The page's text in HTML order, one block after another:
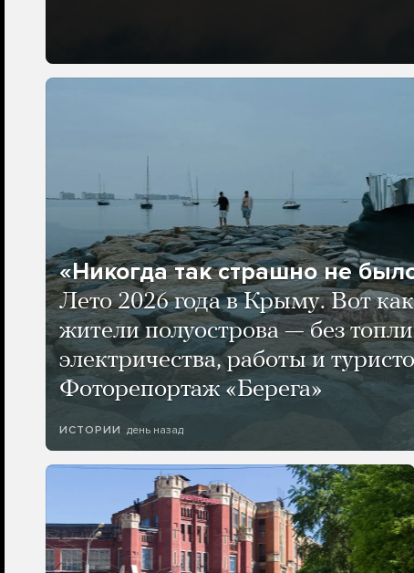
«Никогда так страшно не
Лето 2026 года в Крыму. Вот
жители полуострова — без
электричества, работы и
Фоторепортаж «Берега»
ИСТОРИИ день назад